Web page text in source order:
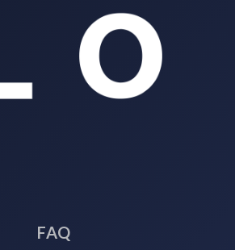
FAQ